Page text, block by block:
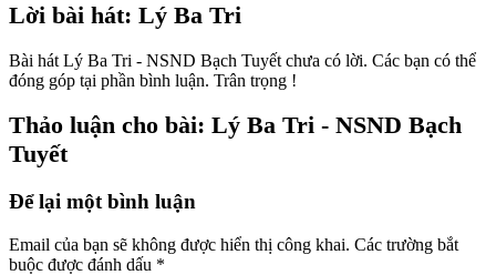
Lời bài hát: Lý Ba Tri
Bài hát Lý Ba Tri - NSND Bạch Tuyết chưa có lời. Các bạn có thể
đóng góp tại phần bình luận. Trân trọng !
Thảo luận cho bài: Lý Ba Tri - NSND Bạch
Tuyết
Để lại một bình luận
Email của bạn sẽ không được hiển thị công khai. Các trường bắt
buộc được đánh dấu *